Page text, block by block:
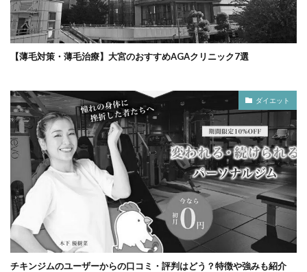
【薄毛対策・薄毛治療】大宮のおすすめAGAクリニック7選
ダイエット
チキンジムのユーザーからの口コミ・評判はどう？特徴や強みも紹介